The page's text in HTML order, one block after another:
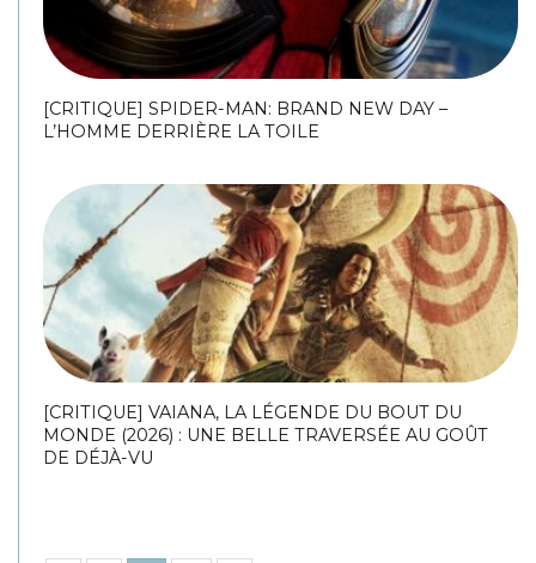
[CRITIQUE] SPIDER-MAN: BRAND NEW DAY –
L’HOMME DERRIÈRE LA TOILE
[CRITIQUE] VAIANA, LA LÉGENDE DU BOUT DU
MONDE (2026) : UNE BELLE TRAVERSÉE AU GOÛT
DE DÉJÀ-VU